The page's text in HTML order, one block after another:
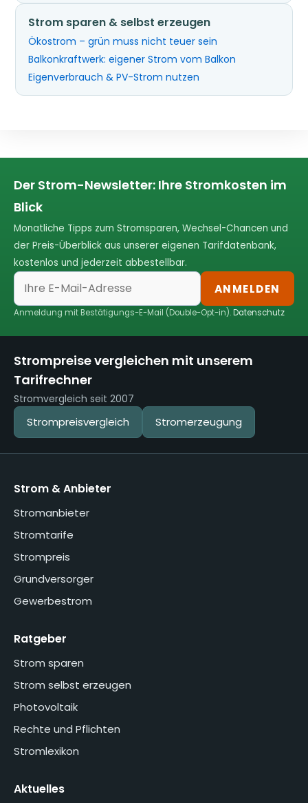
Strom sparen & selbst erzeugen
Ökostrom – grün muss nicht teuer sein
Balkonkraftwerk: eigener Strom vom Balkon
Eigenverbrauch & PV-Strom nutzen
Der Strom-Newsletter: Ihre Stromkosten im
Blick
Monatliche Tipps zum Stromsparen, Wechsel-Chancen und
der Preis-Überblick aus unserer eigenen Tarifdatenbank,
kostenlos und jederzeit abbestellbar.
ANMELDEN
Anmeldung mit Bestätigungs-E-Mail (Double-Opt-in).Datenschutz
Strompreise vergleichen mit unserem
Tarifrechner
Stromvergleich seit 2007
Strompreisvergleich Stromerzeugung
Strom & Anbieter
Stromanbieter
Stromtarife
Strompreis
Grundversorger
Gewerbestrom
Ratgeber
Strom sparen
Strom selbst erzeugen
Photovoltaik
Rechte und Pflichten
Stromlexikon
Aktuelles